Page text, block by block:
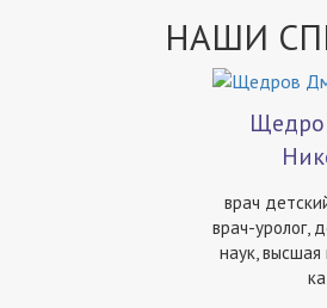
НАШИ
врач
врач-уролог,
наук,